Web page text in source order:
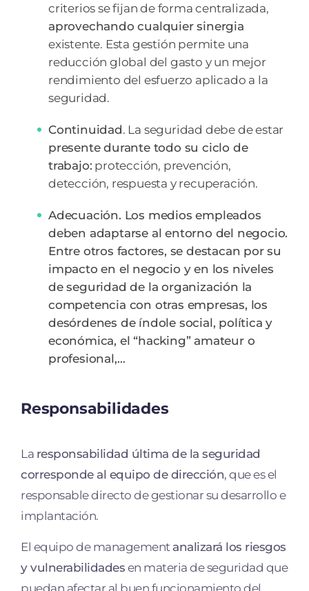
criterios se fijan de forma centralizada,
aprovechando cualquier sinergia
existente. Esta gestión permite una
reducción global del gasto y un mejor
rendimiento del esfuerzo aplicado a la
seguridad.
Continuidad. La seguridad debe de estar
presente durante todo su ciclo de
trabajo: protección, prevención,
detección, respuesta y recuperación.
Adecuación. Los medios empleados
deben adaptarse al entorno del negocio.
Entre otros factores, se destacan por su
impacto en el negocio y en los niveles
de seguridad de la organización la
competencia con otras empresas, los
desórdenes de índole social, política y
económica, el “hacking” amateur o
profesional,…
Responsabilidades
La responsabilidad última de la seguridad
corresponde al equipo de dirección, que es el
responsable directo de gestionar su desarrollo e
implantación.
El equipo de management analizará los riesgos
y vulnerabilidades en materia de seguridad que
puedan afectar al buen funcionamiento del